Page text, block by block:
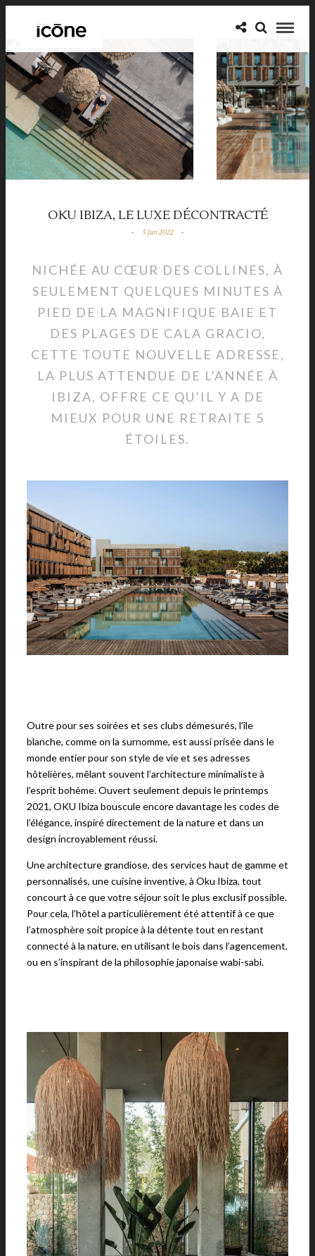
OKU IBIZA, LE LUXE DÉCONTRACTÉ
5 Jan 2022
NICHÉE AU CŒUR DES COLLINES, À
SEULEMENT QUELQUES MINUTES À
PIED DE LA MAGNIFIQUE BAIE ET
DES PLAGES DE CALA GRACIO,
CETTE TOUTE NOUVELLE ADRESSE,
LA PLUS ATTENDUE DE L’ANNÉE À
IBIZA, OFFRE CE QU’IL Y A DE
MIEUX POUR UNE RETRAITE 5
ÉTOILES.
Outre pour ses soirées et ses clubs démesurés, l’île
blanche, comme on la surnomme, est aussi prisée dans le
monde entier pour son style de vie et ses adresses
hôtelières, mêlant souvent l’architecture minimaliste à
l’esprit bohème. Ouvert seulement depuis le printemps
2021, OKU Ibiza bouscule encore davantage les codes de
l’élégance, inspiré directement de la nature et dans un
design incroyablement réussi.
Une architecture grandiose, des services haut de gamme et
personnalisés, une cuisine inventive, à Oku Ibiza, tout
concourt à ce que votre séjour soit le plus exclusif possible.
Pour cela, l’hôtel a particulièrement été attentif à ce que
l’atmosphère soit propice à la détente tout en restant
connecté à la nature, en utilisant le bois dans l’agencement,
ou en s’inspirant de la philosophie japonaise wabi-sabi.